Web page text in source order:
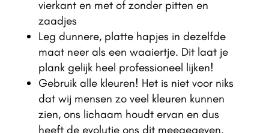
vierkant en met of zonder pitten en
zaadjes
Leg dunnere, platte hapjes in dezelfde
maat neer als een waaiertje. Dit laat je
plank gelijk heel professioneel lijken!
Gebruik alle kleuren! Het is niet voor niks
dat wij mensen zo veel kleuren kunnen
zien, ons lichaam houdt ervan en dus
heeft de evolutie ons dit meegegeven.